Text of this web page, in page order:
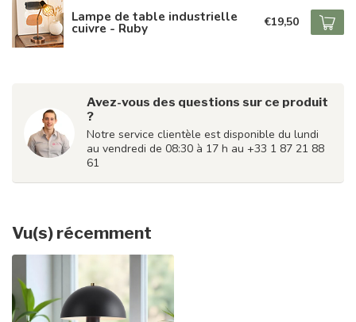
Lampe de table industrielle
cuivre - Ruby €19,50
Avez-vous des questions sur ce produit
?
Notre service clientèle est disponible du lundi
au vendredi de 08:30 à 17 h au +33 1 87 21 88
61
Vu(s) récemment